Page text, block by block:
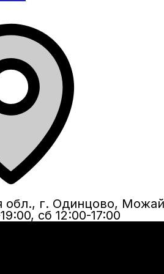
обл., г. Одинцово,
сб 12:00-17:00